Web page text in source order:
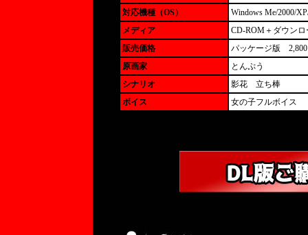
対応機種（OS）
Windows Me/2000/
メディア
CD-ROM＋ダウンロ
販売価格
パッケージ版
原画家
とんぷう
シナリオ
影花 立ち棒
ボイス
女の子フルボイス